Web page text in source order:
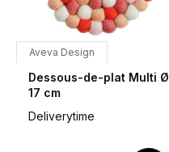
Aveva Design
Dessous-de-plat Multi Ø
17 cm
Deliverytime